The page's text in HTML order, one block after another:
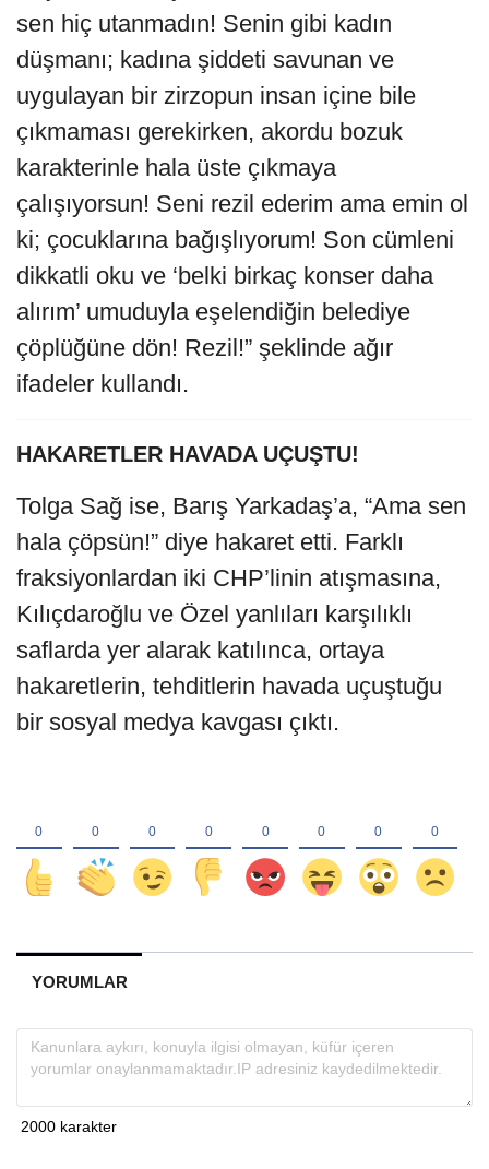
sen hiç utanmadın! Senin gibi kadın
düşmanı; kadına şiddeti savunan ve
uygulayan bir zirzopun insan içine bile
çıkmaması gerekirken, akordu bozuk
karakterinle hala üste çıkmaya
çalışıyorsun! Seni rezil ederim ama emin ol
ki; çocuklarına bağışlıyorum! Son cümleni
dikkatli oku ve ‘belki birkaç konser daha
alırım’ umuduyla eşelendiğin belediye
çöplüğüne dön! Rezil!” şeklinde ağır
ifadeler kullandı.
HAKARETLER HAVADA UÇUŞTU!
Tolga Sağ ise, Barış Yarkadaş’a, “Ama sen
hala çöpsün!” diye hakaret etti. Farklı
fraksiyonlardan iki CHP’linin atışmasına,
Kılıçdaroğlu ve Özel yanlıları karşılıklı
saflarda yer alarak katılınca, ortaya
hakaretlerin, tehditlerin havada uçuştuğu
bir sosyal medya kavgası çıktı.
YORUMLAR